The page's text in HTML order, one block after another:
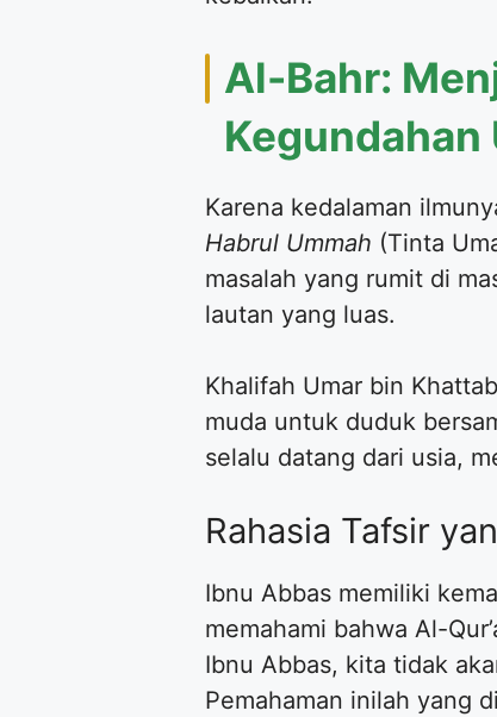
Al-Bahr:
Kegundahan
Karena kedalaman
Habrul Ummah (Tinta
masalah yang rumit di
lautan yang luas.
Khalifah Umar bin
muda untuk duduk
selalu datang dari usia,
Rahasia Tafsir
Ibnu Abbas memiliki
memahami bahwa Al-
Ibnu Abbas, kita tidak
Pemahaman inilah yang